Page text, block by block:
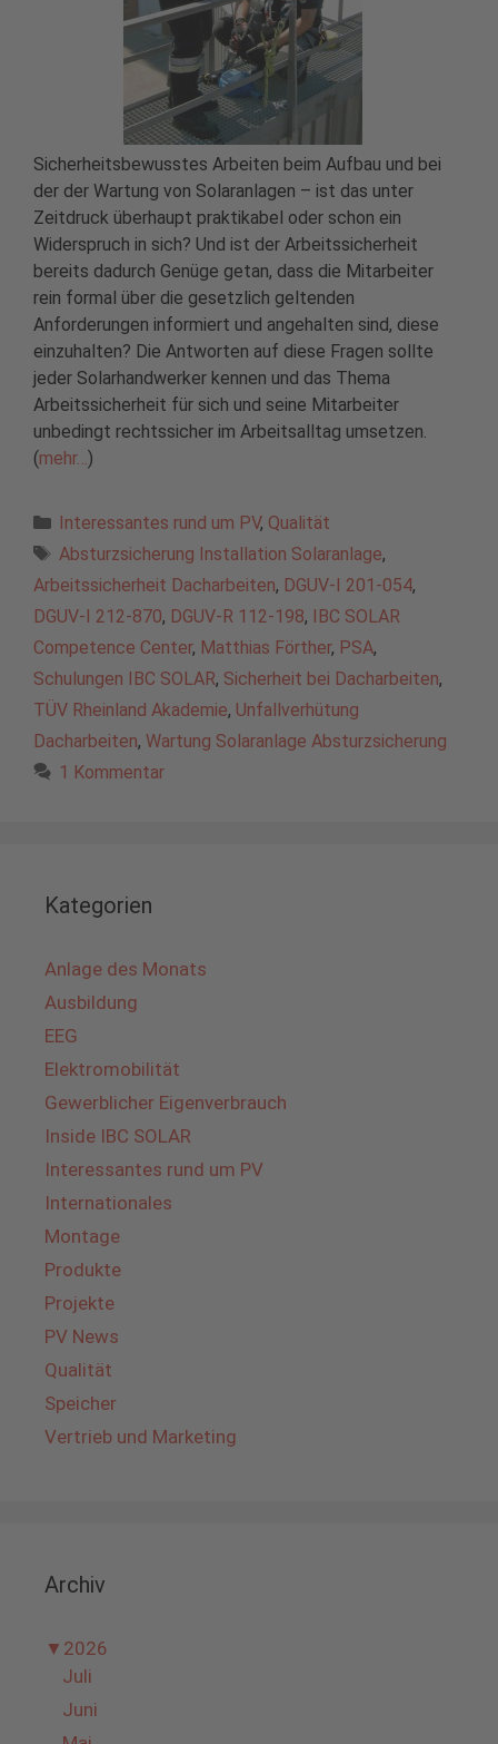
Sicherheitsbewusstes Arbeiten beim Aufbau und bei
der der Wartung von Solaranlagen – ist das unter
Zeitdruck überhaupt praktikabel oder schon ein
Widerspruch in sich? Und ist der Arbeitssicherheit
bereits dadurch Genüge getan, dass die Mitarbeiter
rein formal über die gesetzlich geltenden
Anforderungen informiert und angehalten sind, diese
einzuhalten? Die Antworten auf diese Fragen sollte
jeder Solarhandwerker kennen und das Thema
Arbeitssicherheit für sich und seine Mitarbeiter
unbedingt rechtssicher im Arbeitsalltag umsetzen.
(mehr…)
Kategorien
Interessantes rund um PV, Qualität
Schlagwörter
Absturzsicherung Installation Solaranlage,
Arbeitssicherheit Dacharbeiten, DGUV-I 201-054,
DGUV-I 212-870, DGUV-R 112-198,
IBC SOLAR
Competence Center, Matthias Förther, PSA,
Schulungen IBC SOLAR, Sicherheit bei Dacharbeiten,
TÜV Rheinland Akademie, Unfallverhütung
Dacharbeiten, Wartung Solaranlage Absturzsicherung
1 Kommentar
Kategorien
Anlage des Monats
Ausbildung
EEG
Elektromobilität
Gewerblicher Eigenverbrauch
Inside IBC SOLAR
Interessantes rund um PV
Internationales
Montage
Produkte
Projekte
PV News
Qualität
Speicher
Vertrieb und Marketing
Archiv
▼ 2026
Juli
Juni